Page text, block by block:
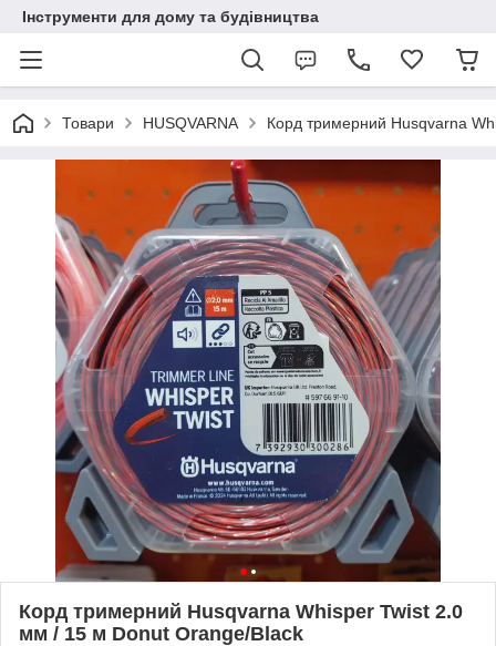
Інструменти для дому та будівництва
Товари HUSQVARNA Корд тримерний Husqvarna
Корд тримерний Husqvarna Whisper Twist 2.0
мм / 15 м Donut Orange/Black